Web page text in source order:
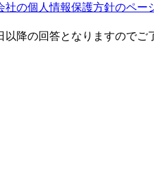
社の個人情報保護方針のペー
降の回答となりますのでご